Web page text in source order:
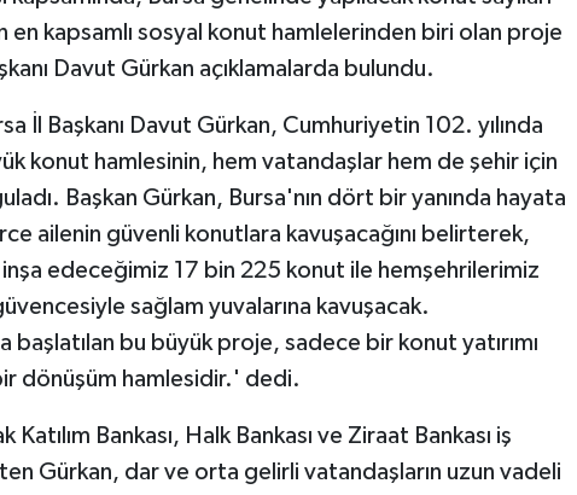
kapsamlı sosyal konut hamlelerinden biri olan proje
Davut Gürkan açıklamalarda bulundu.
İl Başkanı Davut Gürkan, Cumhuriyetin 102. yılında
konut hamlesinin, hem vatandaşlar hem de şehir için
Başkan Gürkan, Bursa'nın dört bir yanında hayata
ailenin güvenli konutlara kavuşacağını belirterek,
inşa edeceğimiz 17 bin 225 konut ile hemşehrilerimiz
sağlam yuvalarına kavuşacak.
başlatılan bu büyük proje, sadece bir konut yatırımı
dönüşüm hamlesidir.' dedi.
Katılım Bankası, Halk Bankası ve Ziraat Bankası iş
Gürkan, dar ve orta gelirli vatandaşların uzun vadeli